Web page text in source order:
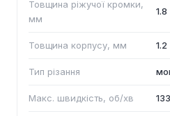
Товщина ріжучої кромки,
мм
1.8
Товщина корпусу, мм 1.2
Тип різання
Макс. швидкість, об/хв